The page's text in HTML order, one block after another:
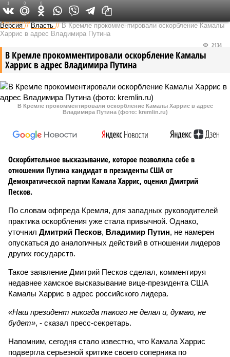
Федеральный выпуск
Версия //Власть //В Кремле прокомментировали оскорбление Камалы
Харрис в адрес Владимира Путина
В Кремле прокомментировали оскорбление Камалы
Харрис в адрес Владимира Путина
2134
В Кремле прокомментировали оскорбление Камалы Харрис в адрес
Владимира Путина (фото: kremlin.ru)
Оскорбительное высказывание, которое позволила себе в
отношении Путина кандидат в президенты США от
Демократической партии Камала Харрис, оценил Дмитрий
Песков.
По словам офпреда Кремля, для западных руководителей
практика оскорбления уже стала привычной. Однако,
уточнил Дмитрий Песков, Владимир Путин, не намерен
опускаться до аналогичных действий в отношении лидеров
других государств.
Такое заявление Дмитрий Песков сделал, комментируя
недавнее хамское высказывание вице-президента США
Камалы Харрис в адрес российского лидера.
«Наш президент никогда такого не делал и, думаю, не
будет», - сказал пресс-секретарь.
Напомним, сегодня стало известно, что Камала Харрис
подвергла серьезной критике своего соперника по
1 0 0